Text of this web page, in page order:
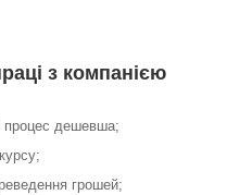
з компанією
процес дешевша;
грошей;